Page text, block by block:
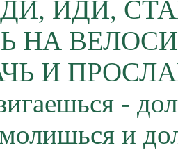
ИДИ,
НА
И
-
и